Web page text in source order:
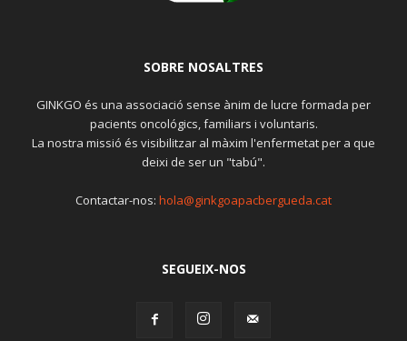
SOBRE NOSALTRES
GINKGO és una associació sense ànim de lucre formada per
pacients oncológics, familiars i voluntaris.
La nostra missió és visibilitzar al màxim l'enfermetat per a que
deixi de ser un "tabú".
Contactar-nos: hola@ginkgoapacbergueda.cat
SEGUEIX-NOS